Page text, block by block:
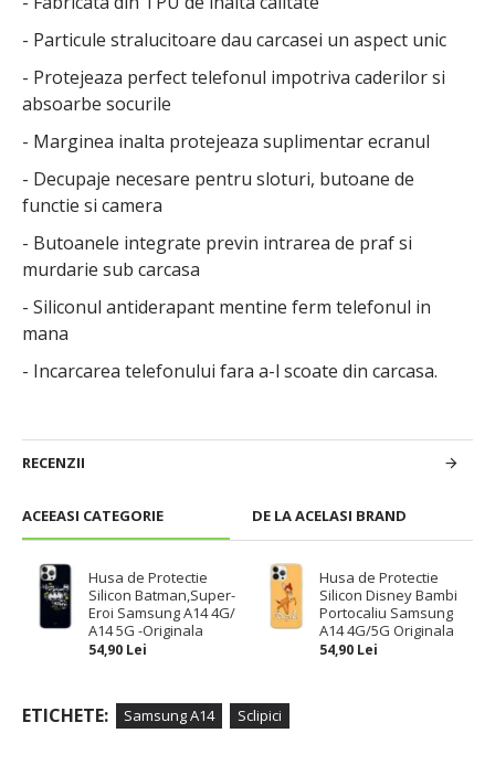
ACEEASI CATEGORIE DE LA ACELASI BRAND
Husa de Protectie
Silicon Batman,Super-
Eroi Samsung A14 4G/
A14 5G -Originala
54,90 Lei
Husa de Protectie
Silicon Disney Bambi
Portocaliu Samsung
A14 4G/5G Originala
54,90 Lei
- Particule stralucitoare dau carcasei un aspect unic
- Protejeaza perfect telefonul impotriva caderilor si
absoarbe socurile
- Marginea inalta protejeaza suplimentar ecranul
- Decupaje necesare pentru sloturi, butoane de
functie si camera
- Butoanele integrate previn intrarea de praf si
murdarie sub carcasa
- Siliconul antiderapant mentine ferm telefonul in
mana
- Incarcarea telefonului fara a-l scoate din carcasa.
RECENZII
ETICHETE: Samsung A14 Sclipici